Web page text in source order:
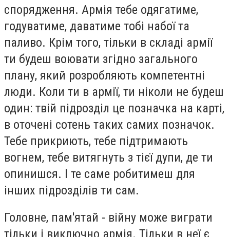
спорядження. Армія тебе одягатиме,
годуватиме, даватиме тобі набої та
паливо. Крім того, тільки в складі армії
ти будеш воювати згідно загального
плану, який розробляють компетентні
люди. Коли ти в армії, ти ніколи не будеш
один: твій підрозділ це позначка на карті,
в оточені сотень таких самих позначок.
Тебе прикриють, тебе підтримають
вогнем, тебе витягнуть з тієї дупи, де ти
опинишся. І те саме робитимеш для
інших підрозділів ти сам.
Головне, пам'ятай - війну може виграти
тільки і виключно армія. Тільки в неї є